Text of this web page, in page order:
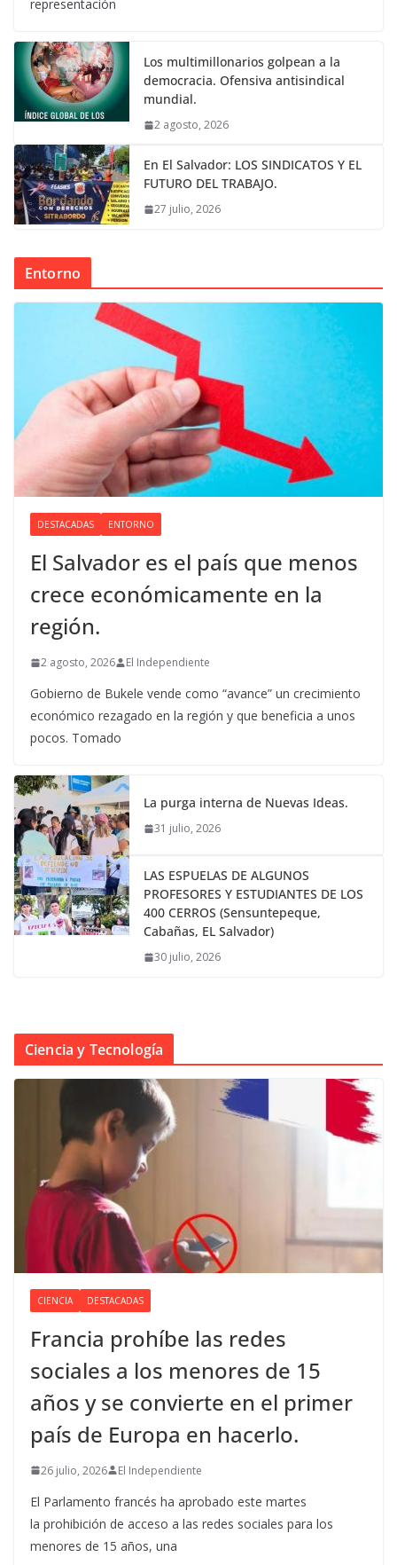
representación
Los multimillonarios golpean a la
democracia. Ofensiva antisindical
mundial.
2 agosto, 2026
En El Salvador: LOS SINDICATOS Y EL
FUTURO DEL TRABAJO.
27 julio, 2026
Entorno
DESTACADAS ENTORNO
El Salvador es el país que menos
crece económicamente en la
región.
2 agosto, 2026 El Independiente
Gobierno de Bukele vende como “avance” un crecimiento
económico rezagado en la región y que beneficia a unos
pocos. Tomado
La purga interna de Nuevas Ideas.
31 julio, 2026
LAS ESPUELAS DE ALGUNOS
PROFESORES Y ESTUDIANTES DE LOS
400 CERROS (Sensuntepeque,
Cabañas, EL Salvador)
30 julio, 2026
Ciencia y Tecnología
CIENCIA DESTACADAS
Francia prohíbe las redes
sociales a los menores de 15
años y se convierte en el primer
país de Europa en hacerlo.
26 julio, 2026 El Independiente
El Parlamento francés ha aprobado este martes
la prohibición de acceso a las redes sociales para los
menores de 15 años, una